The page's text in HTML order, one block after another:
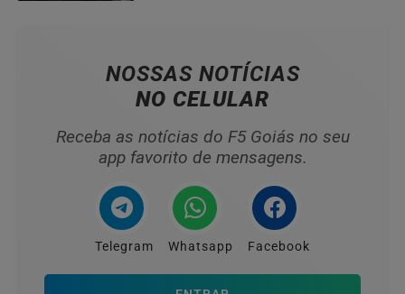
NOSSAS NOTÍCIAS
NO CELULAR
Receba as notícias do F5 Goiás no seu
app favorito de mensagens.
Telegram Whatsapp Facebook